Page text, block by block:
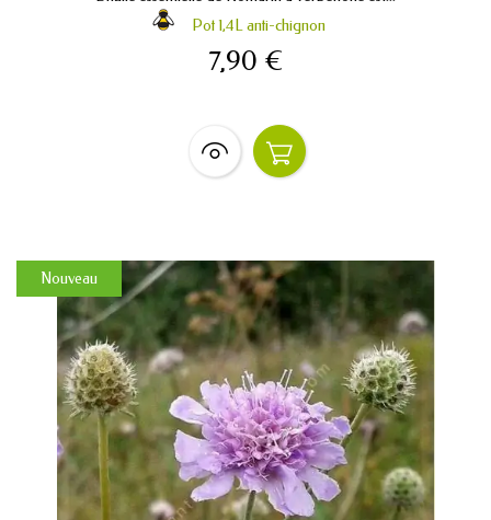
Pot 1,4L anti-chignon
7,90 €
Nouveau